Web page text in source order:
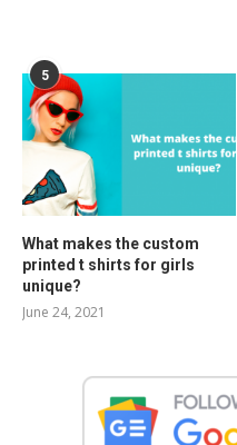
5
What makes the custom
printed t shirts for girls
unique?
June 24, 2021